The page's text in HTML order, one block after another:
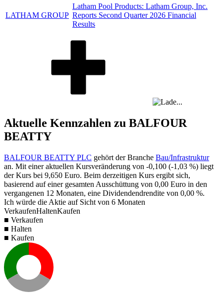
LATHAM GROUP
Latham Pool Products: Latham Group, Inc.
Reports Second Quarter 2026 Financial
Results
Aktuelle Kennzahlen zu BALFOUR
BEATTY
BALFOUR BEATTY PLC gehört der Branche Bau/Infrastruktur
an. Mit einer aktuellen Kursveränderung von -0,100 (-1,03 %) liegt
der Kurs bei 9,650 Euro. Beim derzeitigen Kurs ergibt sich,
basierend auf einer gesamten Ausschüttung von 0,00 Euro in den
vergangenen 12 Monaten, eine Dividendendrendite von 0,00 %.
Ich würde die Aktie auf Sicht von 6 Monaten
VerkaufenHaltenKaufen
■ Verkaufen
■ Halten
■ Kaufen